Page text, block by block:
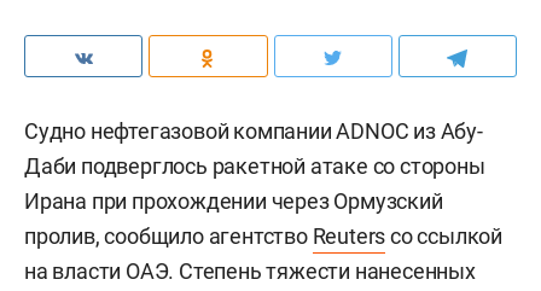
Судно нефтегазовой компании ADNOC из Абу-
Даби подверглось ракетной атаке со стороны
Ирана при прохождении через Ормузский
пролив, сообщило агентство Reutersсо ссылкой
на власти ОАЭ. Степень тяжести нанесенных